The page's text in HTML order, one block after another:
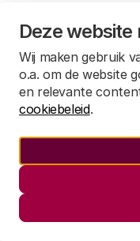
Deze
Wij maken gebruik
o.a. om de website
en relevante
cookiebeleid.